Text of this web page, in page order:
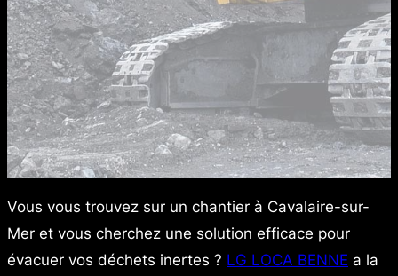
Vous vous trouvez sur un chantier à Cavalaire-sur-
Mer et vous cherchez une solution efficace pour
évacuer vos déchets inertes ? LG LOCA BENNE a la